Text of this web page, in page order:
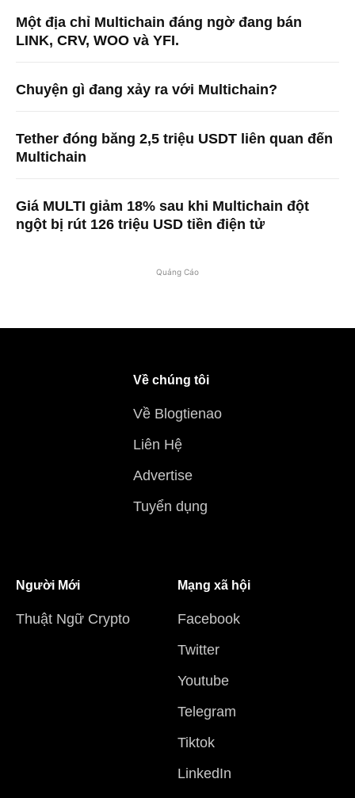
Một địa chỉ Multichain đáng ngờ đang bán
LINK, CRV, WOO và YFI.
Chuyện gì đang xảy ra với Multichain?
Tether đóng băng 2,5 triệu USDT liên quan đến
Multichain
Giá MULTI giảm 18% sau khi Multichain đột
ngột bị rút 126 triệu USD tiền điện tử
Quảng Cáo
Về chúng tôi
Về Blogtienao
Liên Hệ
Advertise
Tuyển dụng
Người Mới
Thuật Ngữ Crypto
Mạng xã hội
Facebook
Twitter
Youtube
Telegram
Tiktok
LinkedIn